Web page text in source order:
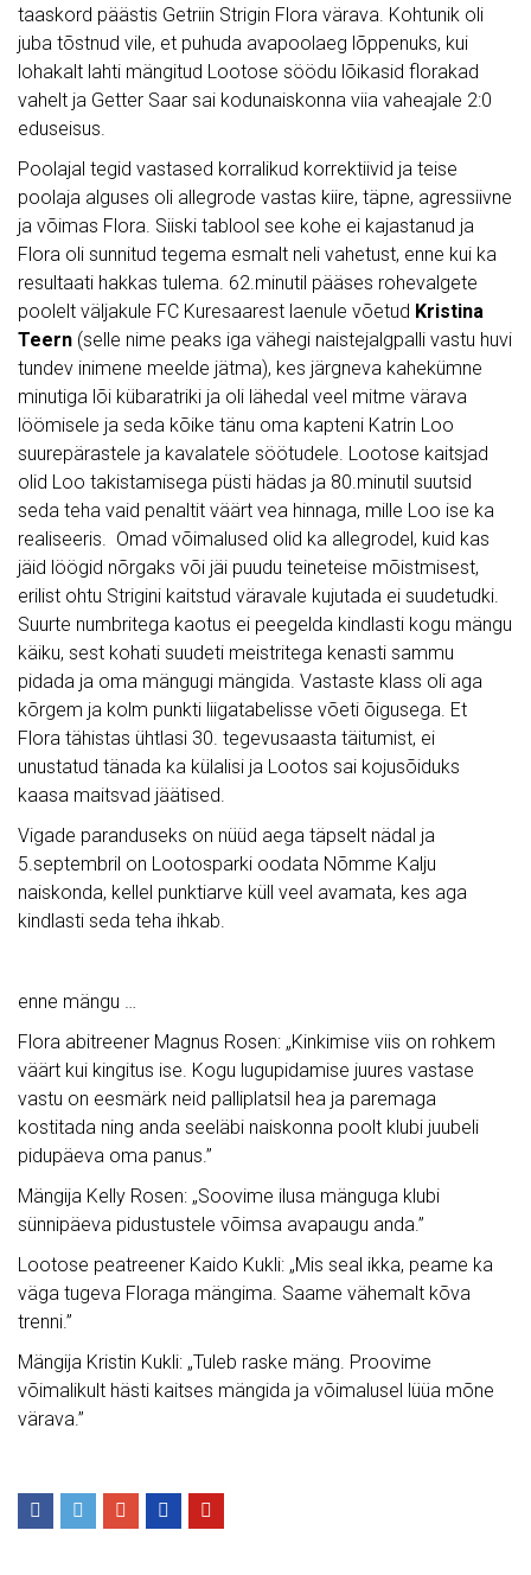
taaskord päästis Getriin Strigin Flora värava. Kohtunik oli
juba tõstnud vile, et puhuda avapoolaeg lõppenuks, kui
lohakalt lahti mängitud Lootose söödu lõikasid florakad
vahelt ja Getter Saar sai kodunaiskonna viia vaheajale 2:0
eduseisus.
Poolajal tegid vastased korralikud korrektiivid ja teise
poolaja alguses oli allegrode vastas kiire, täpne, agressiivne
ja võimas Flora. Siiski tablool see kohe ei kajastanud ja
Flora oli sunnitud tegema esmalt neli vahetust, enne kui ka
resultaati hakkas tulema. 62.minutil pääses rohevalgete
poolelt väljakule FC Kuresaarest laenule võetud Kristina
Teern (selle nime peaks iga vähegi naistejalgpalli vastu huvi
tundev inimene meelde jätma), kes järgneva kahekümne
minutiga lõi kübaratriki ja oli lähedal veel mitme värava
löömisele ja seda kõike tänu oma kapteni Katrin Loo
suurepärastele ja kavalatele söötudele. Lootose kaitsjad
olid Loo takistamisega püsti hädas ja 80.minutil suutsid
seda teha vaid penaltit väärt vea hinnaga, mille Loo ise ka
realiseeris. Omad võimalused olid ka allegrodel, kuid kas
jäid löögid nõrgaks või jäi puudu teineteise mõistmisest,
erilist ohtu Strigini kaitstud väravale kujutada ei suudetudki.
Suurte numbritega kaotus ei peegelda kindlasti kogu mängu
käiku, sest kohati suudeti meistritega kenasti sammu
pidada ja oma mängugi mängida. Vastaste klass oli aga
kõrgem ja kolm punkti liigatabelisse võeti õigusega. Et
Flora tähistas ühtlasi 30. tegevusaasta täitumist, ei
unustatud tänada ka külalisi ja Lootos sai kojusõiduks
kaasa maitsvad jäätised.
Vigade paranduseks on nüüd aega täpselt nädal ja
5.septembril on Lootosparki oodata Nõmme Kalju
naiskonda, kellel punktiarve küll veel avamata, kes aga
kindlasti seda teha ihkab.
enne mängu …
Flora abitreener Magnus Rosen: „Kinkimise viis on rohkem
väärt kui kingitus ise. Kogu lugupidamise juures vastase
vastu on eesmärk neid palliplatsil hea ja paremaga
kostitada ning anda seeläbi naiskonna poolt klubi juubeli
pidupäeva oma panus.”
Mängija Kelly Rosen: „Soovime ilusa mänguga klubi
sünnipäeva pidustustele võimsa avapaugu anda.”
Lootose peatreener Kaido Kukli: „Mis seal ikka, peame ka
väga tugeva Floraga mängima. Saame vähemalt kõva
trenni.”
Mängija Kristin Kukli: „Tuleb raske mäng. Proovime
võimalikult hästi kaitses mängida ja võimalusel lüüa mõne
värava.”